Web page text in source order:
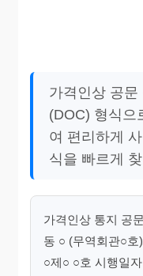
가격인상 공
(DOC) 형식으
여 편리하게
식을 빠르게
가격인상 통지 공
동 ○ (무역회관○호
○제○ ○호 시행일